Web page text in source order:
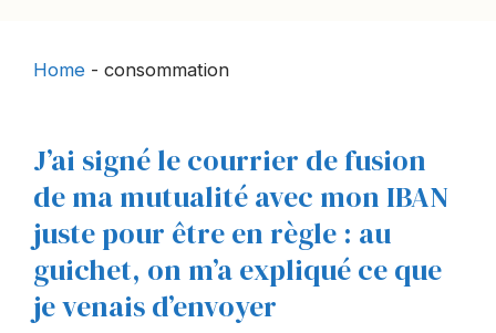
Home - consommation
J’ai signé le courrier de fusion
de ma mutualité avec mon IBAN
juste pour être en règle : au
guichet, on m’a expliqué ce que
je venais d’envoyer